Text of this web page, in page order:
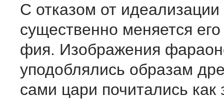
С от­казом от
существенно меняется
фия. Изображения
уподоблялись образам
сами цари почитались как